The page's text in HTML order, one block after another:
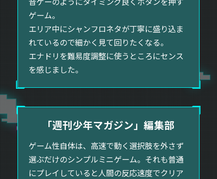
ゲーム。
エリア中にシャンフロネタが丁寧に盛り込ま
れているので細かく見て回りたくなる。
エナドリを難易度調整に使うところにセンス
を感じました。
「週刊少年マガジン」編集部
ゲーム性自体は、高速で動く選択肢を外さず
選ぶだけのシンプルミニゲーム。それも普通
にプレイしていると人間の反応速度でクリア